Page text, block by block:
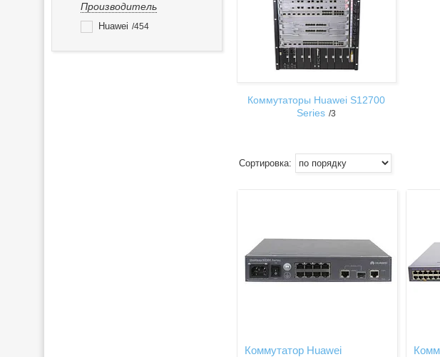
Производитель
Huawei 454
Коммутаторы Huawei S12700
Series 3
Коммутатор Huawei